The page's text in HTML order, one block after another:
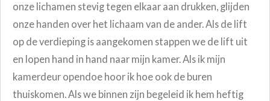
onze lichamen stevig tegen elkaar aan drukken, glijden
onze handen over het lichaam van de ander. Als de lift
op de verdieping is aangekomen stappen we de lift uit
en lopen hand in hand naar mijn kamer. Als ik mijn
kamerdeur opendoe hoor ik hoe ook de buren
thuiskomen. Als we binnen zijn begeleid ik hem heftig